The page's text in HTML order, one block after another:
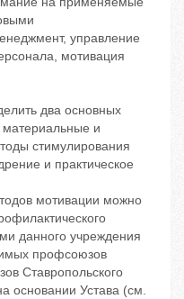
управление
мотивация
два основных
и
стимулирования
и практическое
мотивации можно
данного учреждения
профсоюзов
Ставропольского
основании Устава (см.